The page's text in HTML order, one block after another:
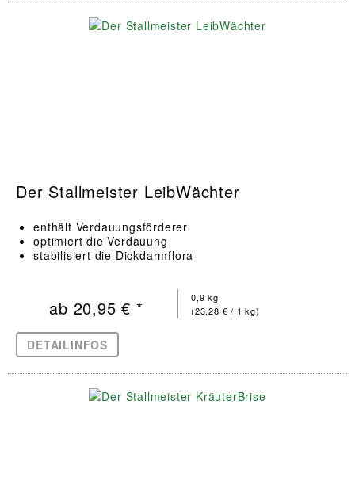
Der Stallmeister LeibWächter
enthält Verdauungsförderer
optimiert die Verdauung
stabilisiert die Dickdarmflora
0,9 kg
(23,28 € / 1 kg)
ab 20,95 € *
DETAILINFOS